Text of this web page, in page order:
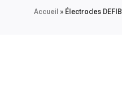
Accueil » Électrodes